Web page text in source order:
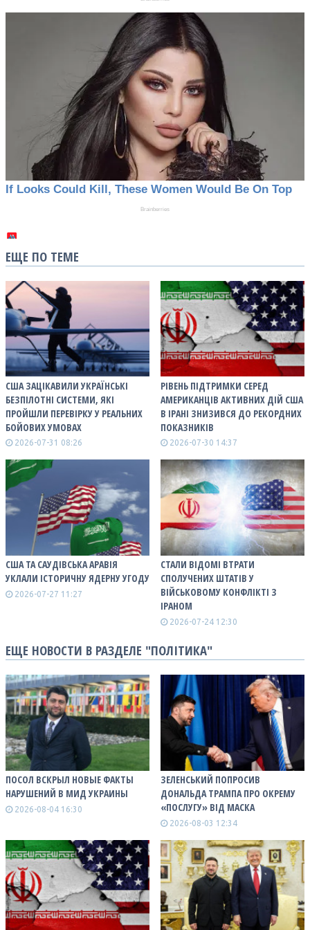
ЕЩЕ ПО ТЕМЕ
США ЗАЦІКАВИЛИ УКРАЇНСЬКІ
БЕЗПІЛОТНІ СИСТЕМИ, ЯКІ
ПРОЙШЛИ ПЕРЕВІРКУ У РЕАЛЬНИХ
БОЙОВИХ УМОВАХ
2026-07-31 08:26
РІВЕНЬ ПІДТРИМКИ СЕРЕД
АМЕРИКАНЦІВ АКТИВНИХ ДІЙ США
В ІРАНІ ЗНИЗИВСЯ ДО РЕКОРДНИХ
ПОКАЗНИКІВ
2026-07-30 14:37
США ТА САУДІВСЬКА АРАВІЯ
УКЛАЛИ ІСТОРИЧНУ ЯДЕРНУ УГОДУ
2026-07-27 11:27
СТАЛИ ВІДОМІ ВТРАТИ
СПОЛУЧЕНИХ ШТАТІВ У
ВІЙСЬКОВОМУ КОНФЛІКТІ З
ІРАНОМ
2026-07-24 12:30
ЕЩЕ НОВОСТИ В РАЗДЕЛЕ "ПОЛІТИКА"
ПОСОЛ ВСКРЫЛ НОВЫЕ ФАКТЫ
НАРУШЕНИЙ В МИД УКРАИНЫ
2026-08-04 16:30
ЗЕЛЕНСЬКИЙ ПОПРОСИВ
ДОНАЛЬДА ТРАМПА ПРО ОКРЕМУ
«ПОСЛУГУ» ВІД МАСКА
2026-08-03 12:34